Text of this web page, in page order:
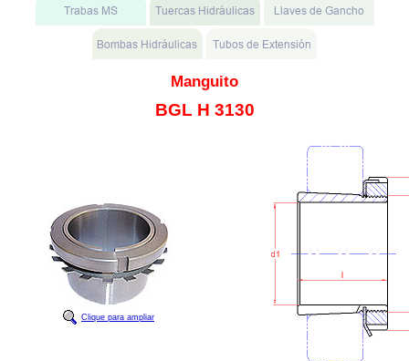
Manguito
BGL H 3130
Clique para ampliar